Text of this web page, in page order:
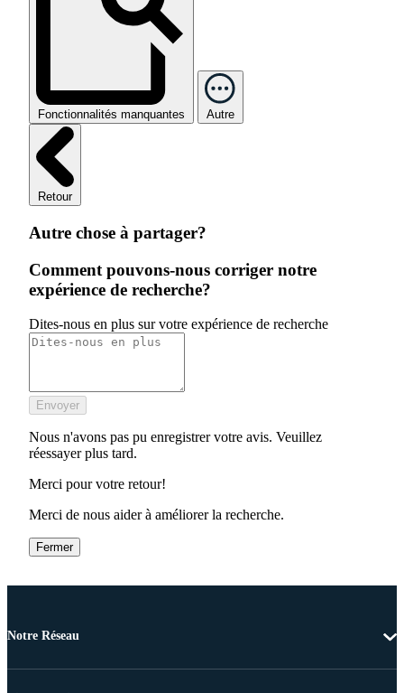
Fonctionnalités manquantes Autre
Retour
Autre chose à partager?
Comment pouvons-nous corriger notre
expérience de recherche?
Dites-nous en plus sur votre expérience de recherche
Envoyer
Nous n'avons pas pu enregistrer votre avis. Veuillez
réessayer plus tard.
Merci pour votre retour!
Merci de nous aider à améliorer la recherche.
Fermer
Notre Réseau